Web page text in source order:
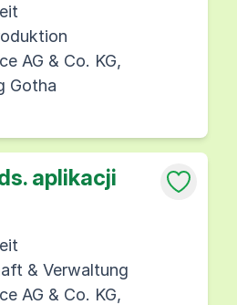
AG & Co. KG,
Gotha
aplikacji
& Verwaltung
AG & Co. KG,